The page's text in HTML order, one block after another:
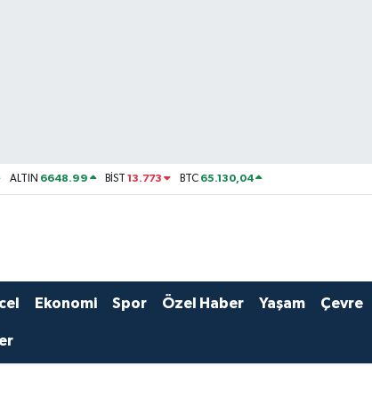
ALTIN 6648.99 BİST13.773 BTC 65.130,04
Ekonomi Spor Özel Haber Yaşam Çevre